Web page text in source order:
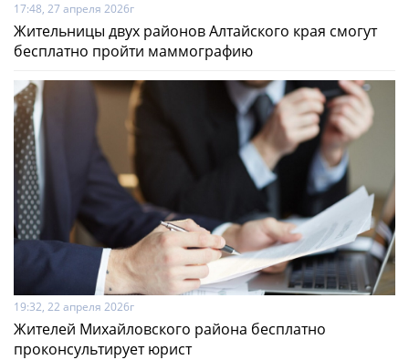
17:48, 27 апреля 2026г
Жительницы двух районов Алтайского края смогут
бесплатно пройти маммографию
19:32, 22 апреля 2026г
Жителей Михайловского района бесплатно
проконсультирует юрист